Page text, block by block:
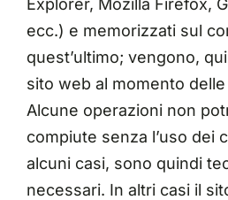
Explorer, Mozilla Firefox,
ecc.) e memorizzati sul
quest’ultimo; vengono,
sito web al momento
Alcune operazioni non
compiute senza l’uso dei
alcuni casi, sono quindi
necessari. In altri casi il